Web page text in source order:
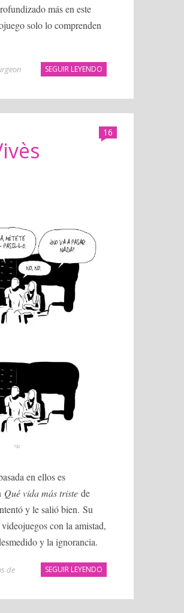
más en este
solo lo comprenden
SEGUIR LEYENDO
16
en ellos es
Qué vida más triste de
y le salió bien. Su
con la amistad,
y la ignorancia.
SEGUIR LEYENDO
de